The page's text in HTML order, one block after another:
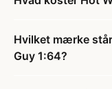
Hvilket mærke
Guy 1:64?